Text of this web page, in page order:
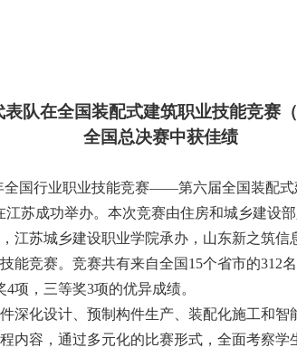
表队在全国装配式建筑职业技能竞赛（
全国总决赛中获佳绩
全国行业职业技能竞赛——第六届全国装配
苏成功举办。本次竞赛由住房和城乡建设
江苏城乡建设职业学院承办，山东新之筑
能竞赛。竞赛共有来自全国 15个省市的312
4项，三等奖3项的优异成绩。
深化设计、预制构件生产、装配化施工和
内容，通过多元化的比赛形式，全面考察